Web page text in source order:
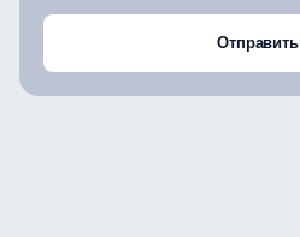
Отправить